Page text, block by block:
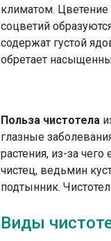
климатом. Цветение
соцветий
содержат густой
обретает
Польза чистотела
глазные
растения, из-за
чистец, ведьмин
подтынник.
Виды